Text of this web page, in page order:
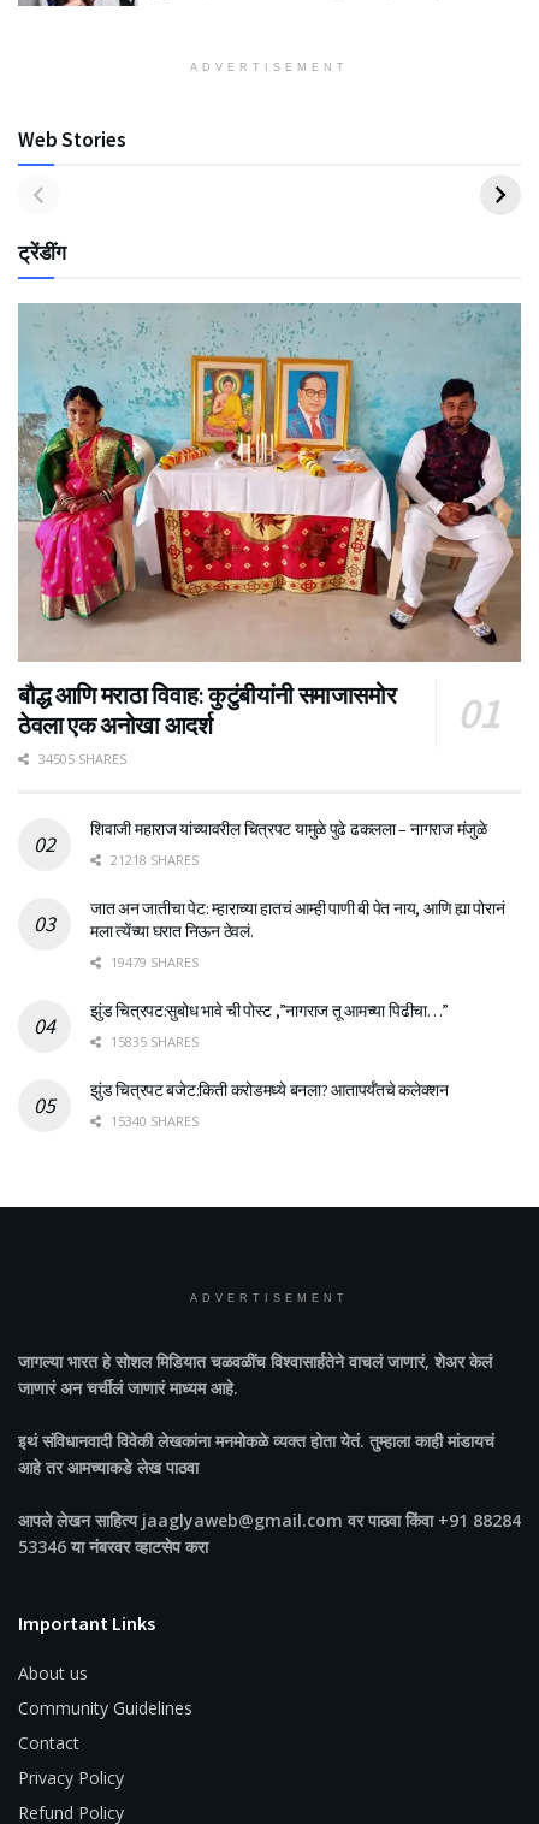
ADVERTISEMENT
Web Stories
ट्रेंडींग
बौद्ध आणि मराठा विवाह: कुटुंबीयांनी समाजासमोर
ठेवला एक अनोखा आदर्श
34505 SHARES
शिवाजी महाराज यांच्यावरील चित्रपट यामुळे पुढे ढकलला – नागराज मंजुळे
21218 SHARES
जात अन जातीचा पेट: म्हाराच्या हातचं आम्ही पाणी बी पेत नाय, आणि ह्या पोरानं
मला त्येंच्या घरात निऊन ठेवलं.
19479 SHARES
झुंड चित्रपट:सुबोध भावे ची पोस्ट ,”नागराज तू आमच्या पिढीचा…”
15835 SHARES
झुंड चित्रपट बजेट:किती करोडमध्ये बनला? आतापर्यँतचे कलेक्शन
15340 SHARES
ADVERTISEMENT
जागल्या भारतहे सोशल मिडियात चळवळींच विश्वासार्हतेने वाचलं जाणारं, शेअर केलं
जाणारं अन चर्चीलं जाणारं माध्यम आहे.
इथं संविधानवादी विवेकी लेखकांना मनमोकळे व्यक्त होता येतं. तुम्हाला काही मांडायचं
आहे तर आमच्याकडे लेख पाठवा
आपले लेखन साहित्य jaaglyaweb@gmail.com वर पाठवा किंवा +91 88284
53346 या नंबरवर व्हाटसेप करा
Important Links
About us
Community Guidelines
Contact
Privacy Policy
Refund Policy